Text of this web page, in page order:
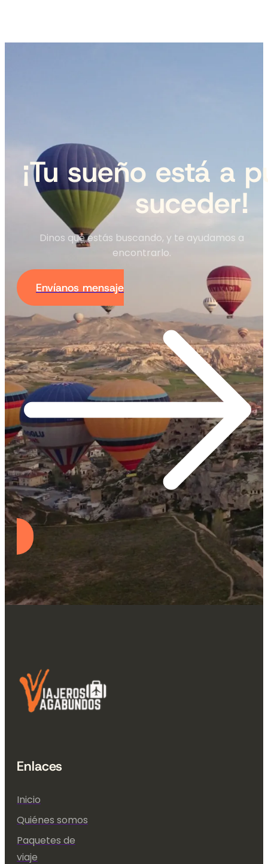
¡Tu sueño está a
suceder!
Dinos qué estás buscando, y te ayudamos a
encontrarlo.
Envíanos mensaje
Enlaces
Inicio
Quiénes somos
Paquetes de
viaje